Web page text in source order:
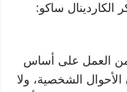
الكاردينال ساكو:
من العمل على أساس
الأحوال الشخصية، ولا